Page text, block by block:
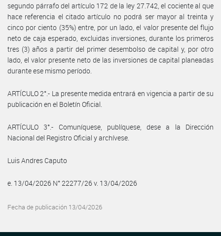
segundo párrafo del artículo 172 de la ley 27.742, el cociente al que
hace referencia el citado artículo no podrá ser mayor al treinta y
cinco por ciento (35%) entre, por un lado, el valor presente del flujo
neto de caja esperado, excluidas inversiones, durante los primeros
tres (3) años a partir del primer desembolso de capital y, por otro
lado, el valor presente neto de las inversiones de capital planeadas
durante ese mismo período.
ARTÍCULO 2°.- La presente medida entrará en vigencia a partir de su
publicación en el Boletín Oficial.
ARTÍCULO 3°.- Comuníquese, publíquese, dese a la Dirección
Nacional del Registro Oficial y archívese.
Luis Andres Caputo
e. 13/04/2026 N° 22277/26 v. 13/04/2026
Fecha de publicación 13/04/2026